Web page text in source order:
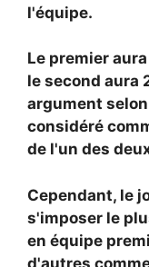
l'équipe.
Le premier
le second aura
argument
considéré
de l'un des
Cependant, le
s'imposer le
en équipe
d'autres